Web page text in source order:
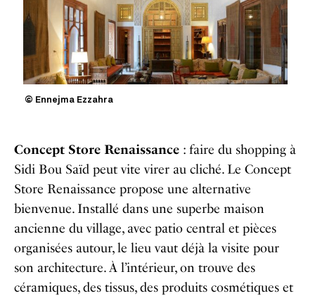
© Ennejma Ezzahra
Concept Store Renaissance : faire du shopping à
Sidi Bou Saïd peut vite virer au cliché. Le Concept
Store Renaissance propose une alternative
bienvenue. Installé dans une superbe maison
ancienne du village, avec patio central et pièces
organisées autour, le lieu vaut déjà la visite pour
son architecture. À l’intérieur, on trouve des
céramiques, des tissus, des produits cosmétiques et